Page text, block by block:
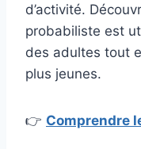
d’activité.
probabiliste est
des adultes tout
plus jeunes.
👉 Comprendre